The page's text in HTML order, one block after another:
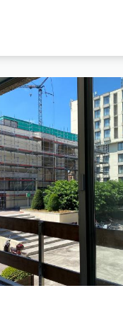
Te koop: Appartement
1
-
1
47 m²